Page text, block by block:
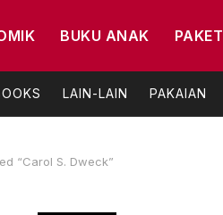
BUKU ANAK PAKET
LAIN-LAIN PAKAIAN
“Carol S. Dweck”